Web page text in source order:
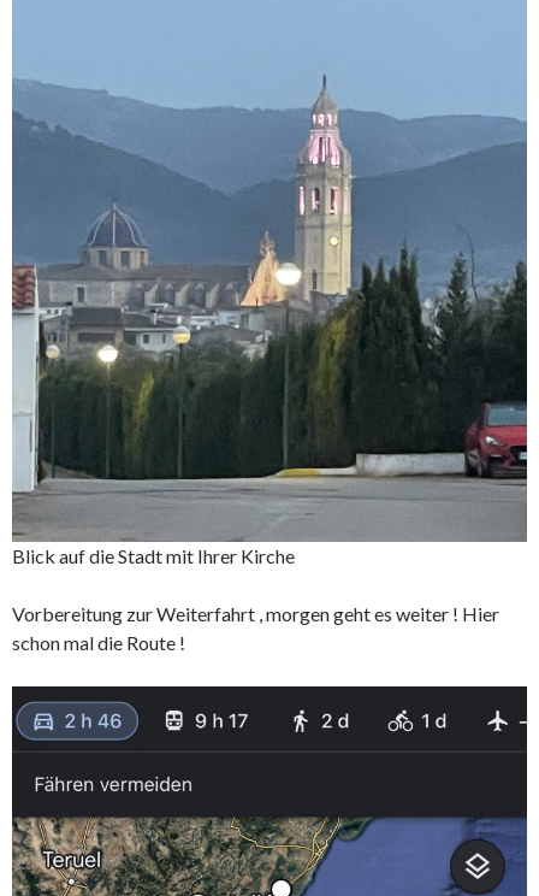
Blick auf die Stadt mit Ihrer Kirche
Vorbereitung zur Weiterfahrt , morgen geht es weiter ! Hier
schon mal die Route !